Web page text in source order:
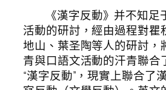
《漢字反動》并不知
活動的研討，經由過程對瞿
地山、葉圣陶等人的研討，
青與口語文活動的汗青聯合
“漢字反動”，現實上聯合了